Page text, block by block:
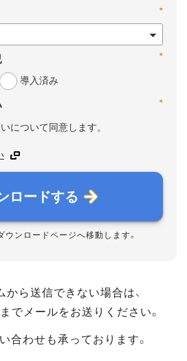
*
*
導入済み
*
について同意します。
ロードする
ウンロードページへ移動します。
ら送信できない場合は、
までメールをお送りください。
合わせも承っております。